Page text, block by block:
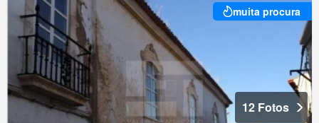
muita procura
12 Fotos